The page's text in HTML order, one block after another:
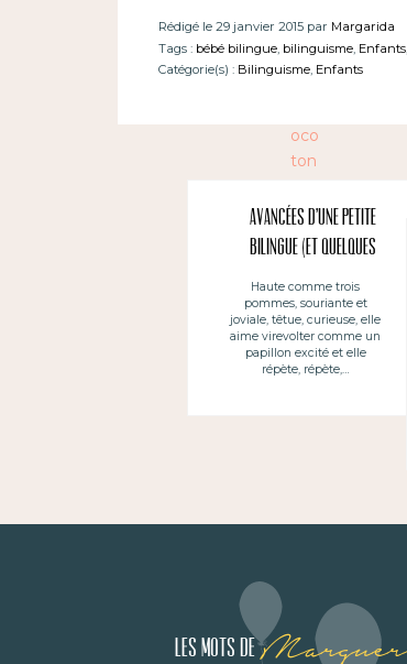
Rédigé le 29 janvier 2015 par Margarida
Tags : bébé bilingue, bilinguisme, Enfants,
Catégorie(s) : Bilinguisme, Enfants
Avancées d’une petite
bilingue (et quelques
Haute comme trois
pommes, souriante et
joviale, têtue, curieuse, elle
aime virevolter comme un
papillon excité et elle
répète, répète,…
Les mots de